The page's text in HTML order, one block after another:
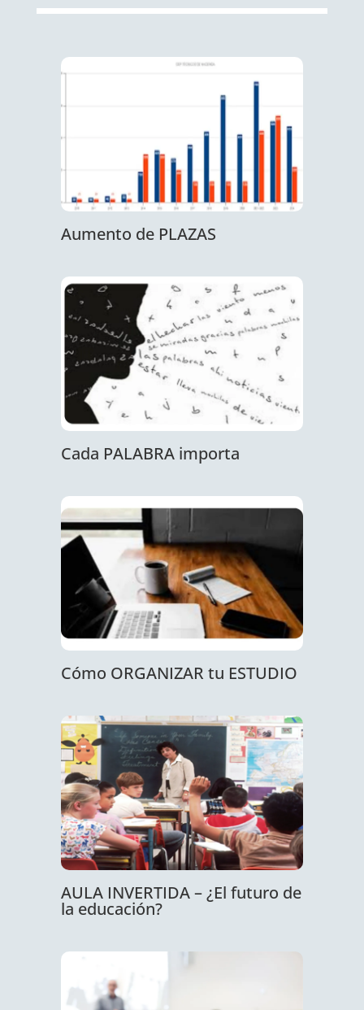
Aumento de PLAZAS
Cada PALABRA importa
Cómo ORGANIZAR tu ESTUDIO
AULA INVERTIDA – ¿El futuro de
la educación?